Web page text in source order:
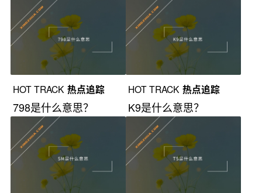
HOT TRACK 热点追踪
798是什么意思？
HOT TRACK 热点追踪
K9是什么意思？